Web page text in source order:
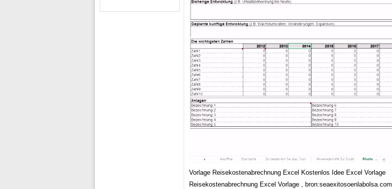
Vorlage Reisekostenabrechnung Excel Kostenlos Idee Excel Vorlage
Reisekostenabrechnung Excel Vorlage , bron:seaexitosoenlabolsa.com